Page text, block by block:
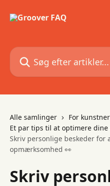
Søg efter artikler...
Alle samlinger
For
Et par tips til at optimere dine
Skriv personlige beskeder
opmærksomhed 👀
Skriv